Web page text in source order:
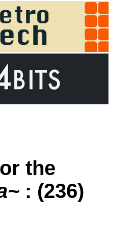
the
: (236)